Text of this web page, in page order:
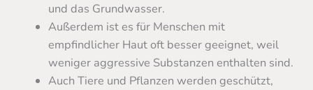
und das Grundwasser.
Außerdem ist es für Menschen mit
empfindlicher Haut oft besser geeignet, weil
weniger aggressive Substanzen enthalten sind.
Auch Tiere und Pflanzen werden geschützt,